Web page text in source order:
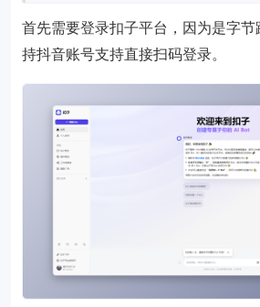
首先需要登录扣子平台，因为是字
持抖音账号支持直接扫码登录。